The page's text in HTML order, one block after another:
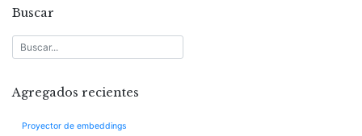
Buscar
Agregados recientes
Proyector de embeddings